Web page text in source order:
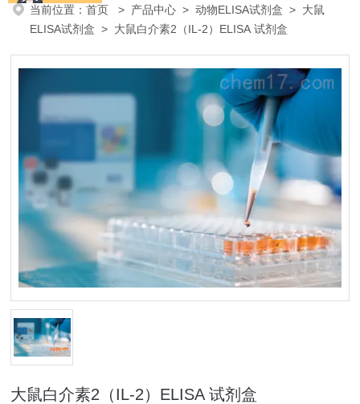
当前位置：首页 > 产品中心 >动物ELISA试剂盒 > 大鼠
ELISA试剂盒 > 大鼠白介素2（IL-2）ELISA 试剂盒
大鼠白介素2（IL-2）ELISA 试剂盒